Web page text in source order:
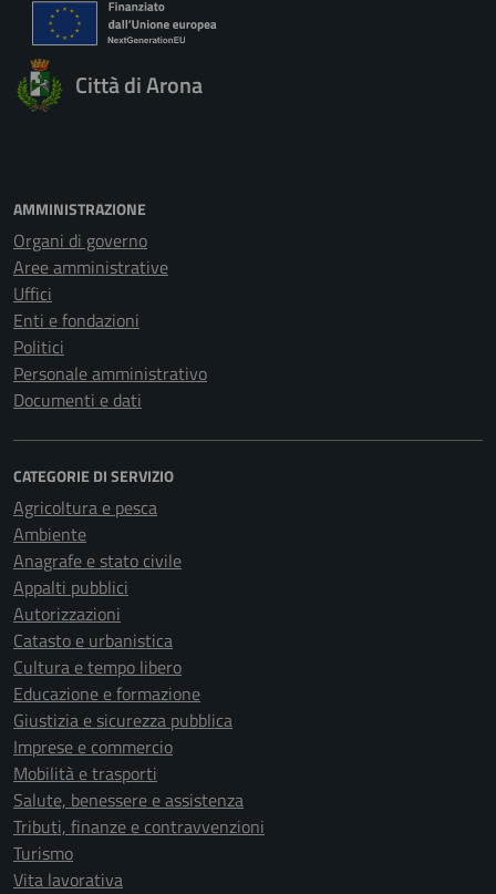
Città di Arona
AMMINISTRAZIONE
Organi di governo
Aree amministrative
Uffici
Enti e fondazioni
Politici
Personale amministrativo
Documenti e dati
CATEGORIE DI SERVIZIO
Agricoltura e pesca
Ambiente
Anagrafe e stato civile
Appalti pubblici
Autorizzazioni
Catasto e urbanistica
Cultura e tempo libero
Educazione e formazione
Giustizia e sicurezza pubblica
Imprese e commercio
Mobilità e trasporti
Salute, benessere e assistenza
Tributi, finanze e contravvenzioni
Turismo
Vita lavorativa